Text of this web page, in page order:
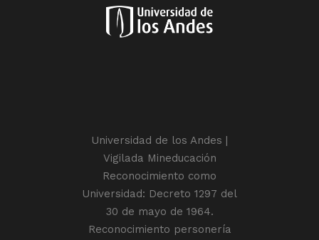
Universidad de los Andes |
Vigilada Mineducación
Reconocimiento como
Universidad: Decreto 1297 del
30 de mayo de 1964.
Reconocimiento personería